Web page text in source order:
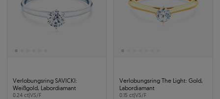
Verlobungsring SAVICKI:
Weißgold, Labordiamant
0.24 ct|VS/F
Verlobungsring The Light: Gold,
Labordiamant
0.15 ct|VS/F